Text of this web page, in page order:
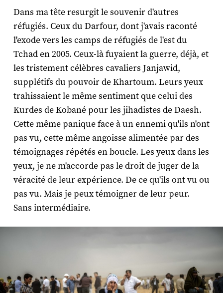
Dans ma tête resurgit le souvenir d'autres
réfugiés. Ceux du Darfour, dont j'avais raconté
l'exode vers les camps de réfugiés de l'est du
Tchad en 2005. Ceux-là fuyaient la guerre, déjà, et
les tristement célèbres cavaliers Janjawid,
supplétifs du pouvoir de Khartoum. Leurs yeux
trahissaient le même sentiment que celui des
Kurdes de Kobané pour les jihadistes de Daesh.
Cette même panique face à un ennemi qu'ils n'ont
pas vu, cette même angoisse alimentée par des
témoignages répétés en boucle. Les yeux dans les
yeux, je ne m'accorde pas le droit de juger de la
véracité de leur expérience. De ce qu'ils ont vu ou
pas vu. Mais je peux témoigner de leur peur.
Sans intermédiaire.